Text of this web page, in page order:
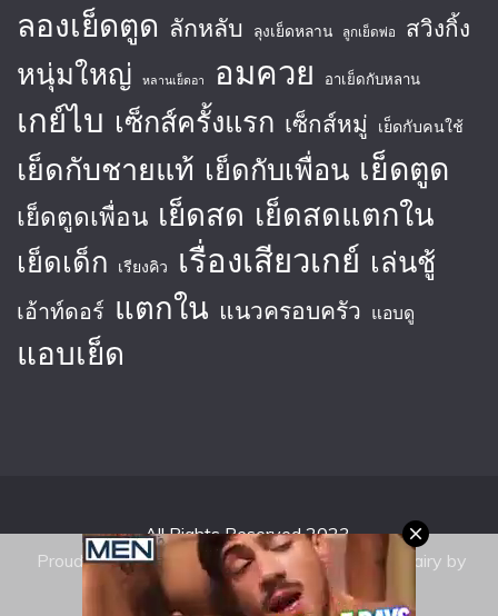
ลองเย็ดตูด ลักหลับ ลุงเย็ดหลาน ลูกเย็ดพ่อ สวิงกิ้ง
หนุ่มใหญ่ หลานเย็ดอา อมควย อาเย็ดกับหลาน
เกย์ไบ เซ็กส์ครั้งแรก เซ็กส์หมู่ เย็ดกับคนใช้
เย็ดกับชายแท้ เย็ดกับเพื่อน เย็ดตูด
เย็ดตูดเพื่อน เย็ดสด เย็ดสดแตกใน
เย็ดเด็ก เรียงคิว เรื่องเสียวเกย์ เล่นชู้
เอ้าท์ดอร์ แตกใน แนวครอบครัว แอบดู
แอบเย็ด
All Rights Reserved 2023.
Proudly powered by WordPress
|
Theme: Fairy by
Candid Themes